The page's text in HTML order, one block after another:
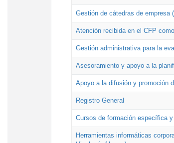
Gestión de cátedras de empresa
Atención recibida en el CFP
Gestión administrativa para la
Asesoramiento y apoyo a la
Apoyo a la difusión y promoción
Registro General
Cursos de formación específica
Herramientas informáticas